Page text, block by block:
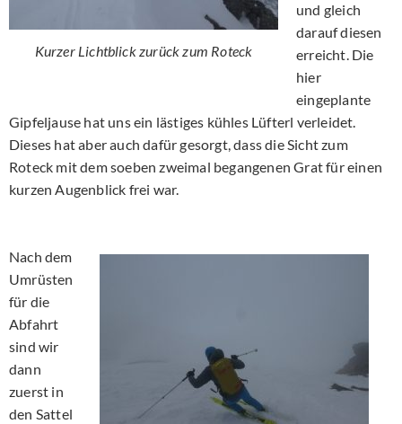
Kurzer Lichtblick zurück zum Roteck
und gleich
darauf diesen
erreicht. Die
hier
eingeplante
Gipfeljause hat uns ein lästiges kühles Lüfterl verleidet.
Dieses hat aber auch dafür gesorgt, dass die Sicht zum
Roteck mit dem soeben zweimal begangenen Grat für einen
kurzen Augenblick frei war.
Nach dem
Umrüsten
für die
Abfahrt
sind wir
dann
zuerst in
den Sattel